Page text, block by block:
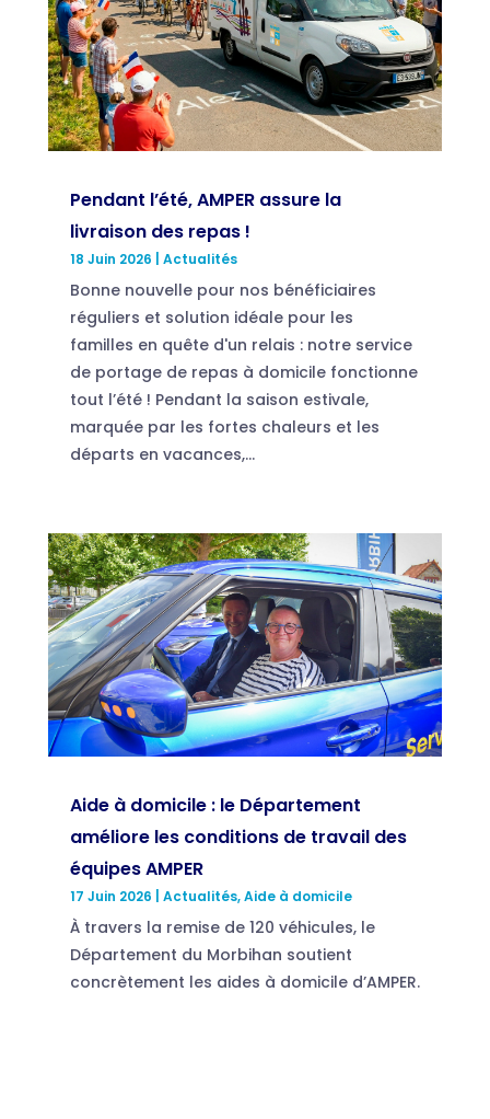
Pendant l’été, AMPER assure la
livraison des repas !
18 Juin 2026 Actualités
Bonne nouvelle pour nos bénéficiaires
réguliers et solution idéale pour les
familles en quête d'un relais : notre service
de portage de repas à domicile fonctionne
tout l’été ! Pendant la saison estivale,
marquée par les fortes chaleurs et les
départs en vacances,...
Aide à domicile : le Département
améliore les conditions de travail des
équipes AMPER
17 Juin 2026 Actualités,Aide à domicile
À travers la remise de 120 véhicules, le
Département du Morbihan soutient
concrètement les aides à domicile d’AMPER.